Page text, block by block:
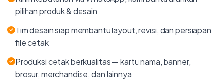
pilihan produk & desain
Tim desain siap membantu layout, revisi, dan persiapan
file cetak
Produksi cetak berkualitas — kartu nama, banner,
brosur, merchandise, dan lainnya